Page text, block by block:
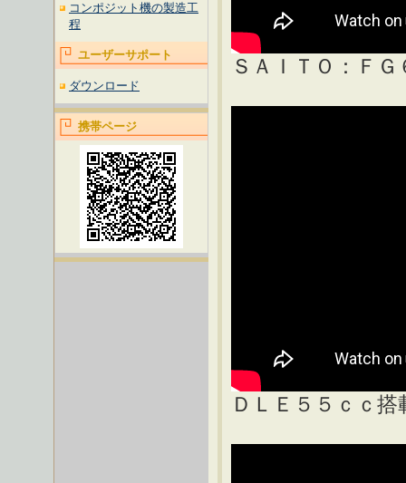
コンポジット機の製造工
程
ユーザーサポート
ダウンロード
携帯ページ
ＳＡＩＴＯ：Ｆ
ＤＬＥ５５ｃｃ